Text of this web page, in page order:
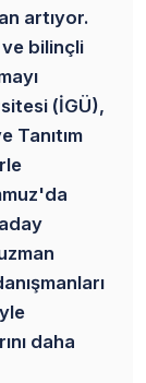
artıyor.
bilinçli
(İGÜ),
Tanıtım
daha